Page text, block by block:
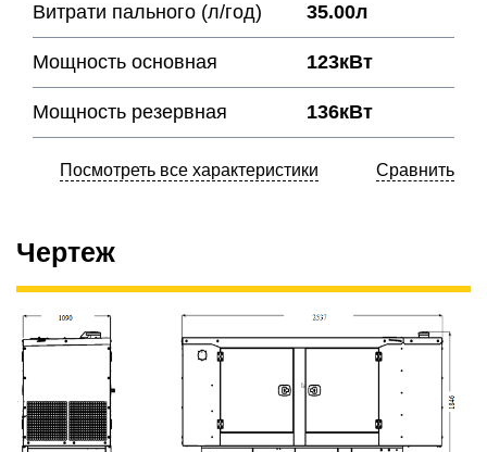
Витрати пального (л/год) 35.00л
Мощность основная 123кВт
Мощность резервная 136кВт
Посмотреть все характеристики Сравнить
Чертеж